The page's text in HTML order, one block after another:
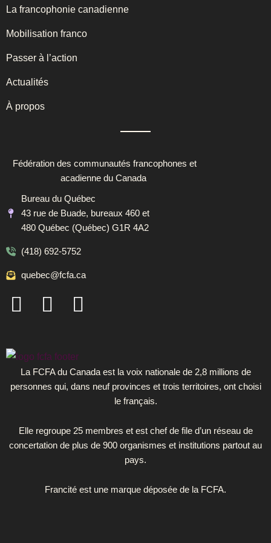
La francophonie canadienne
Mobilisation franco
Passer à l’action
Actualités
À propos
Fédération des communautés francophones et
acadienne du Canada
Bureau du Québec
43 rue de Buade, bureaux 460 et
480 Québec (Québec) G1R 4A2
(418) 692-5752
quebec@fcfa.ca
F
a
e
b
o
k
I
n
t
a
g
a
L
i
k
e
d
n
La FCFA du Canada est la voix nationale de 2,8 millions de
personnes qui, dans neuf provinces et trois territoires, ont choisi
le français.
Elle regroupe 25 membres et est chef de file d’un réseau de
concertation de plus de 900 organismes et institutions partout au
pays.
Francité est une marque déposée de la FCFA.